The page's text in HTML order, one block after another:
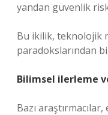
yandan güvenlik
Bu ikilik, teknolojik
paradokslarından
Bilimsel ilerleme
Bazı